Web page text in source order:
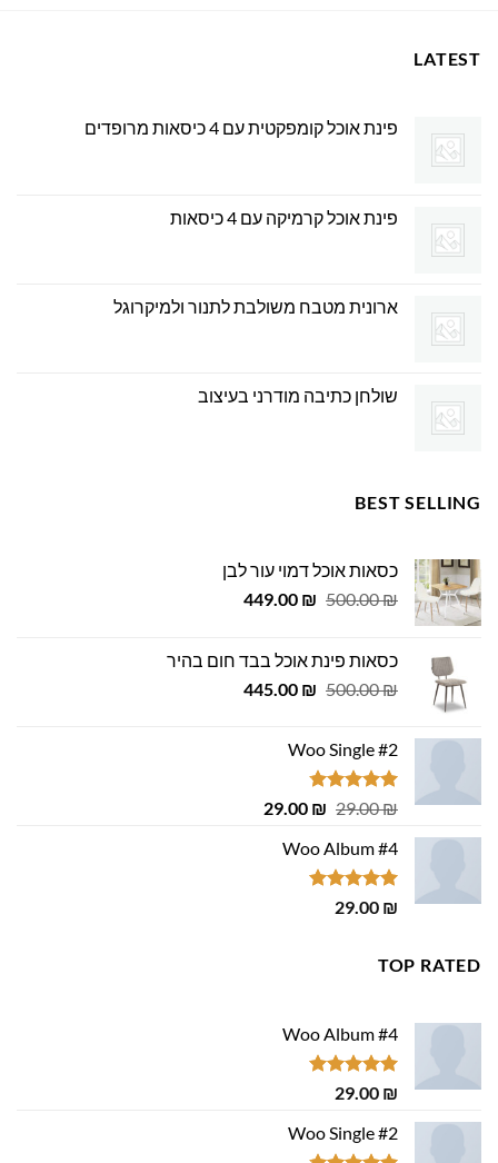
LATEST
פינת אוכל קומפקטית עם 4 כיסאות מרופדים
פינת אוכל קרמיקה עם 4 כיסאות
ארונית מטבח משולבת לתנור ולמיקרוגל
שולחן כתיבה מודרני בעיצוב
BEST SELLING
כסאות אוכל דמוי עור לבן
500.00₪
המחיר
500.00 ₪.
449.00 ₪
המחיר
449.00 ₪.
כסאות פינת אוכל בבד חום בהיר
500.00₪
המחיר
500.00 ₪.
445.00 ₪
המחיר
Woo Single #2
דורג4.75
29.00₪
המחיר
היה:
29.00 ₪.
29.00 ₪
המחיר
Woo Album #4
דורג5.00
29.00 ₪
TOP RATED
Woo Album #4
דורג5.00
29.00 ₪
Woo Single #2